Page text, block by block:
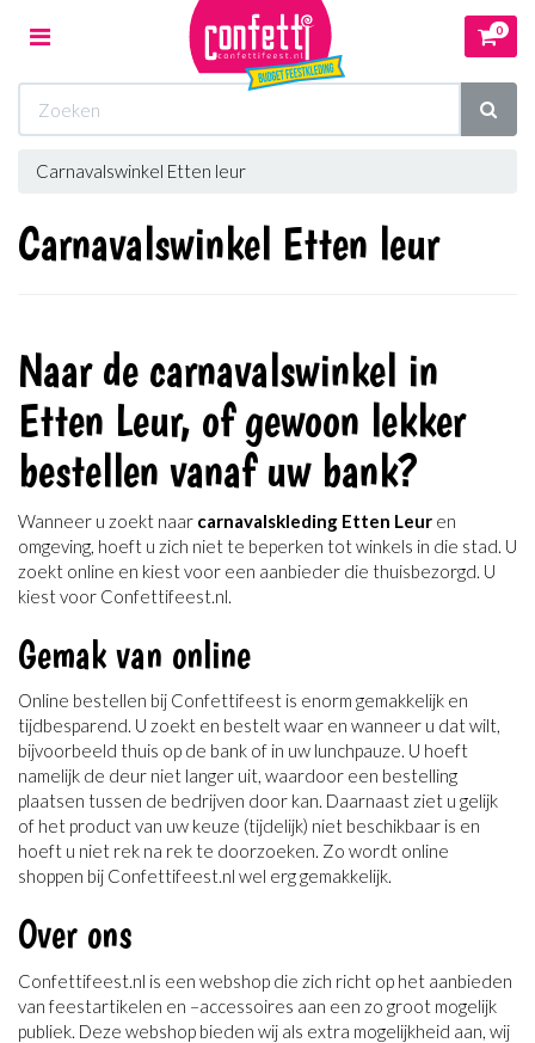
Toggle
0
Winkelwagen
Vul hem met producten.
Carnavalswinkel Etten leur
Carnavalswinkel Etten leur
Naar de carnavalswinkel in
Etten Leur, of gewoon lekker
bestellen vanaf uw bank?
Wanneer u zoekt naar carnavalskleding Etten Leur en
omgeving, hoeft u zich niet te beperken tot winkels in die stad. U
zoekt online en kiest voor een aanbieder die thuisbezorgd. U
kiest voor Confettifeest.nl.
Gemak van online
Online bestellen bij Confettifeest is enorm gemakkelijk en
tijdbesparend. U zoekt en bestelt waar en wanneer u dat wilt,
bijvoorbeeld thuis op de bank of in uw lunchpauze. U hoeft
namelijk de deur niet langer uit, waardoor een bestelling
plaatsen tussen de bedrijven door kan. Daarnaast ziet u gelijk
of het product van uw keuze (tijdelijk) niet beschikbaar is en
hoeft u niet rek na rek te doorzoeken. Zo wordt online
shoppen bij Confettifeest.nl wel erg gemakkelijk.
Over ons
Confettifeest.nl is een webshop die zich richt op het aanbieden
van feestartikelen en –accessoires aan een zo groot mogelijk
publiek. Deze webshop bieden wij als extra mogelijkheid aan, wij